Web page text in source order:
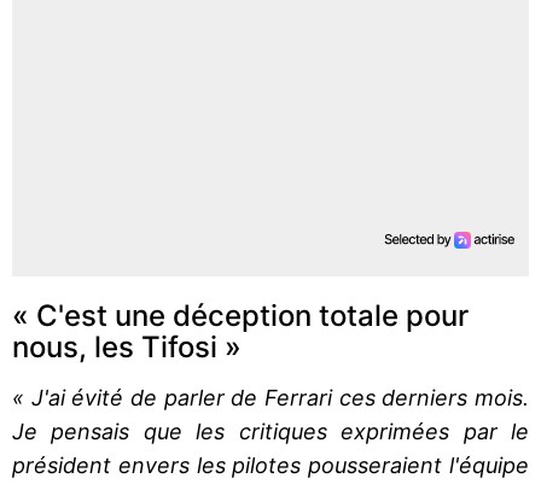
« C'est une déception totale pour
nous, les Tifosi »
« J'ai évité de parler de Ferrari ces derniers mois.
Je pensais que les critiques exprimées par le
président envers les pilotes pousseraient l'équipe